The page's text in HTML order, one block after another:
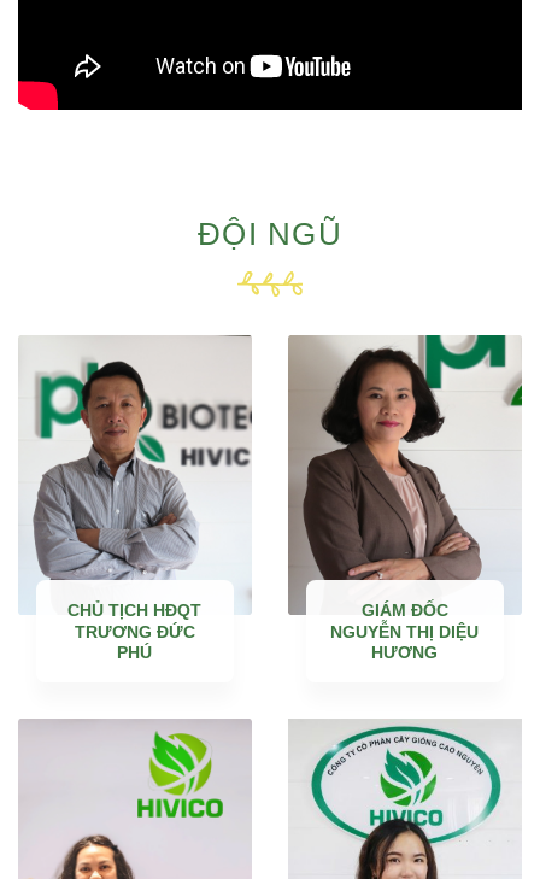
ĐỘI NGŨ
CHỦ TỊCH HĐQT
TRƯƠNG ĐỨC
PHÚ
GIÁM ĐỐC
NGUYỄN THỊ DIỆU
HƯƠNG